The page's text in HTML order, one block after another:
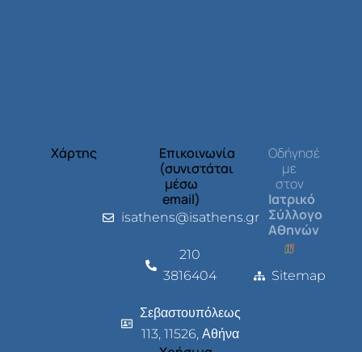
Χάρτης
Επικοινωνία
(συνιστάται
μέσω
email)
isathens@isathens.gr
210
3816404
Σεβαστουπόλεως
113, 11526, Αθήνα
Οδήγησέ
με
στον
Ιατρικό
Σύλλογο
Αθηνών
Sitemap